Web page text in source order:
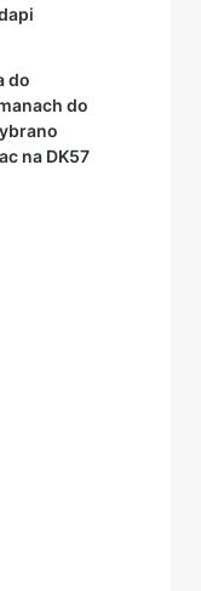
do
do
na DK57